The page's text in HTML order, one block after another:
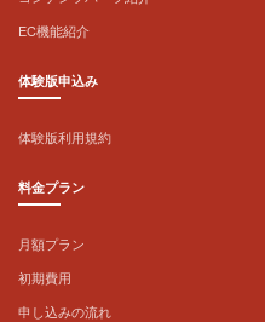
EC機能紹介
体験版申込み
体験版利用規約
料金プラン
月額プラン
初期費用
申し込みの流れ